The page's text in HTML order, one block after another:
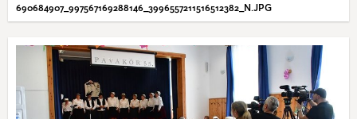
690684907_997567169288146_3996557211516512382_N.JPG